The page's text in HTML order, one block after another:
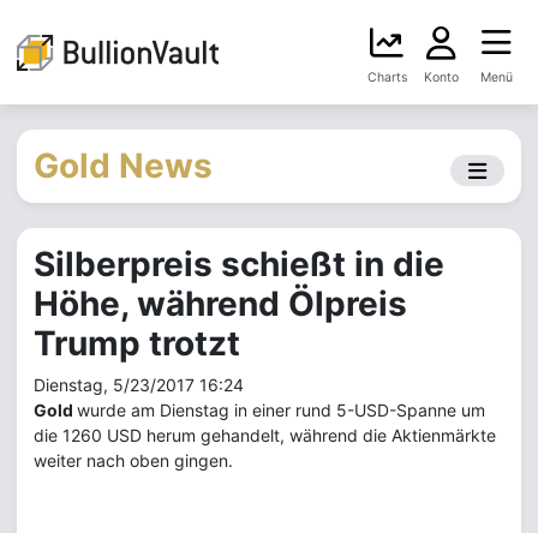
Charts Konto Menü
Gold News
Silberpreis schießt in die
Höhe, während Ölpreis
Trump trotzt
Dienstag, 5/23/2017 16:24
Gold wurde am Dienstag in einer rund 5-USD-Spanne um
die 1260 USD herum gehandelt, während die Aktienmärkte
weiter nach oben gingen.